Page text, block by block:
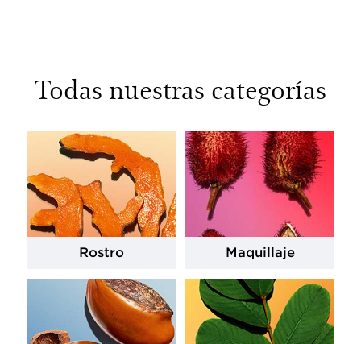
Todas nuestras categorías
Rostro Maquillaje